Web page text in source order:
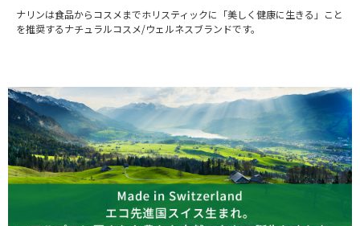
ナリンは食品からコスメまでホリスティックに「美しく健康に生きる」こと
を推奨するナチュラルコスメ/ウェルネスブランドです。